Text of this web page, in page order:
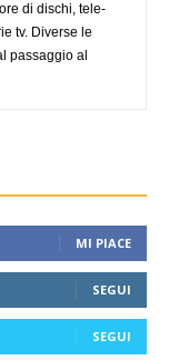
di dischi, tele-
tv. Diverse le
passaggio al
MI PIACE
SEGUI
SEGUI